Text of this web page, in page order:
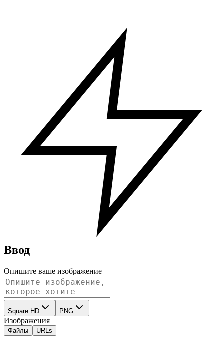
Ввод
Опишите ваше изображение
Square HD PNG
Изображения
Файлы URLs